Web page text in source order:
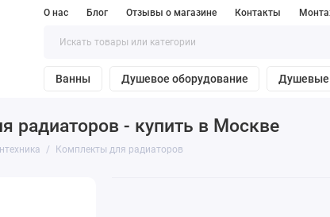
О нас Блог Отзывы о магазине Контакты
Ванны Душевое оборудование Душевые
радиаторов - купить в Москве
Комплекты для радиаторов